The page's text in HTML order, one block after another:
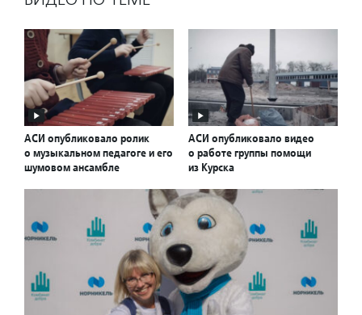
АСИ опубликовало ролик
о музыкальном педагоге и его
шумовом ансамбле
АСИ опубликовало видео
о работе группы помощи
из Курска